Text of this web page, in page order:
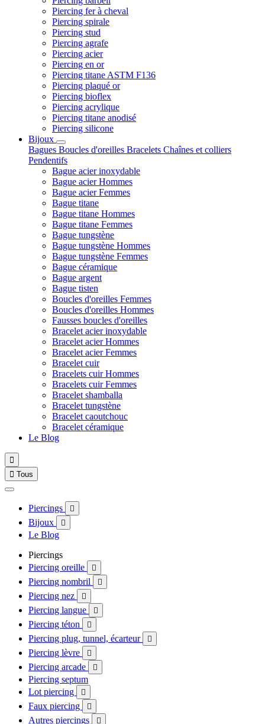
Piercing fer à cheval
Piercing spirale
Piercing stud
Piercing agrafe
Piercing acier
Piercing en or
Piercing titane ASTM F136
Piercing plaqué or
Piercing bioflex
Piercing acrylique
Piercing titane anodisé
Piercing silicone
Bijoux
Bagues Boucles d'oreilles Bracelets Chaînes et colliers
Pendentifs
Bague acier inoxydable
Bague acier Hommes
Bague acier Femmes
Bague titane
Bague titane Hommes
Bague titane Femmes
Bague tungstène
Bague tungstène Hommes
Bague tungstène Femmes
Bague céramique
Bague argent
Bague tisten
Boucles d'oreilles Femmes
Boucles d'oreilles Hommes
Fausses boucles d'oreilles
Bracelet acier inoxydable
Bracelet acier Hommes
Bracelet acier Femmes
Bracelet cuir
Bracelets cuir Hommes
Bracelets cuir Femmes
Bracelet shamballa
Bracelet tungstène
Bracelet caoutchouc
Bracelet céramique
Le Blog

 Tous
Piercings 
Bijoux 
Le Blog
Piercings
Piercing oreille

Piercing nombril 
Piercing nez 
Piercing langue 
Piercing téton 
Piercing plug, tunnel, écarteur 
Piercing lèvre 
Piercing arcade 
Piercing septum
Lot piercing

Faux piercing 
Autres piercings 